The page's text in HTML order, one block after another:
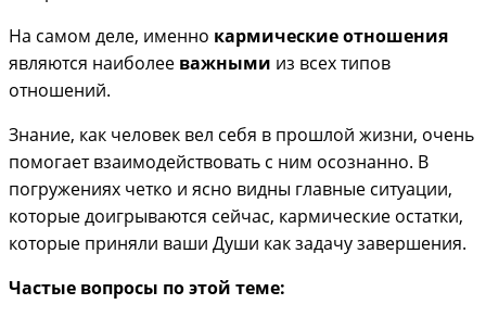
На самом деле, именно кармические отношения
являются наиболее важными из всех типов
отношений.
Знание, как человек вел себя в прошлой жизни, очень
помогает взаимодействовать с ним осознанно. В
погружениях четко и ясно видны главные ситуации,
которые доигрываются сейчас, кармические остатки,
которые приняли ваши Души как задачу завершения.
Частые вопросы по этой теме: